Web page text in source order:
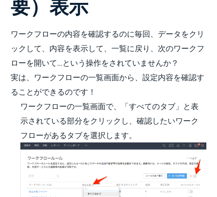
要）表示
ワークフローの内容を確認するのに毎回、データをクリ
ックして、内容を表示して、一覧に戻り、次のワークフ
ローを開いて…という操作をされていませんか？
実は、ワークフローの一覧画面から、設定内容を確認す
ることができるのです！
ワークフローの一覧画面で、「すべてのタブ」と表
示されている部分をクリックし、確認したいワーク
フローがあるタブを選択します。